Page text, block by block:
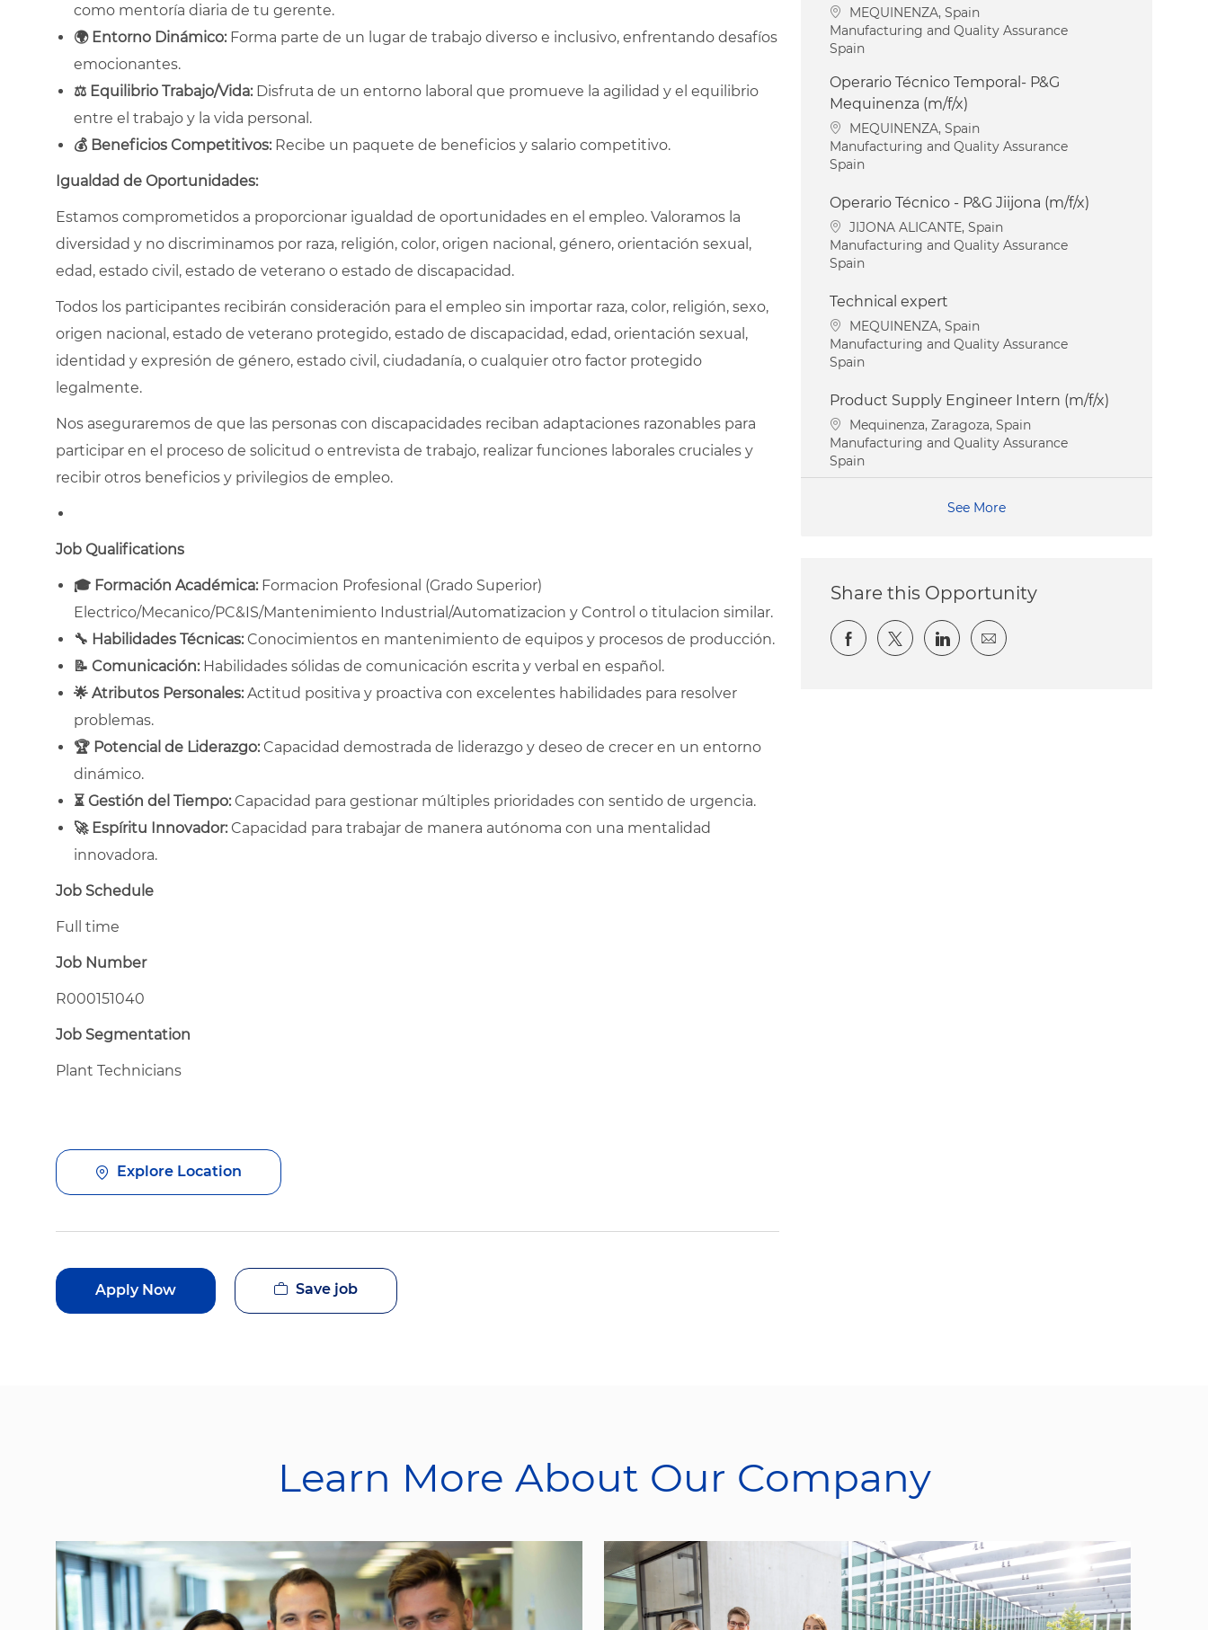
como mentoría diaria de tu gerente.
🌍 Entorno Dinámico:Forma parte de un lugar de trabajo diverso e inclusivo, enfrentando desafíos
emocionantes.
⚖️ Equilibrio Trabajo/Vida:Disfruta de un entorno laboral que promueve la agilidad y el equilibrio
entre el trabajo y la vida personal.
💰 Beneficios Competitivos:Recibe un paquete de beneficios y salario competitivo.
Igualdad de Oportunidades:
Estamos comprometidos a proporcionar igualdad de oportunidades en el empleo. Valoramos la
diversidad y no discriminamos por raza, religión, color, origen nacional, género, orientación sexual,
edad, estado civil, estado de veterano o estado de discapacidad.
Todos los participantes recibirán consideración para el empleo sin importar raza, color, religión, sexo,
origen nacional, estado de veterano protegido, estado de discapacidad, edad, orientación sexual,
identidad y expresión de género, estado civil, ciudadanía, o cualquier otro factor protegido
legalmente.
Nos aseguraremos de que las personas con discapacidades reciban adaptaciones razonables para
participar en el proceso de solicitud o entrevista de trabajo, realizar funciones laborales cruciales y
recibir otros beneficios y privilegios de empleo.
Job Qualifications
🎓 Formación Académica:Formacion Profesional (Grado Superior)
Electrico/Mecanico/PC&IS/Mantenimiento Industrial/Automatizacion y Control o titulacion similar.
🔧 Habilidades Técnicas:Conocimientos en mantenimiento de equipos y procesos de producción.
📝 Comunicación:Habilidades sólidas de comunicación escrita y verbal en español.
🌟 Atributos Personales:Actitud positiva y proactiva con excelentes habilidades para resolver
problemas.
🏆 Potencial de Liderazgo:Capacidad demostrada de liderazgo y deseo de crecer en un entorno
dinámico.
⏳ Gestión del Tiempo:Capacidad para gestionar múltiples prioridades con sentido de urgencia.
🚀 Espíritu Innovador:Capacidad para trabajar de manera autónoma con una mentalidad
innovadora.
Job Schedule
Full time
Job Number
R000151040
Job Segmentation
Plant Technicians
Explore Location
Apply Now Save job
Location
MEQUINENZA, Spain
Category
Manufacturing and Quality Assurance
Spain
Operario Técnico Temporal- P&G
Mequinenza (m/f/x)
Location
MEQUINENZA, Spain
Category
Manufacturing and Quality Assurance
Spain
Operario Técnico - P&G Jiijona (m/f/x)
Location
JIJONA ALICANTE, Spain
Category
Manufacturing and Quality Assurance
Spain
Technical expert
Location
MEQUINENZA, Spain
Category
Manufacturing and Quality Assurance
Spain
Product Supply Engineer Intern (m/f/x)
Location
Mequinenza, Zaragoza, Spain
Category
Manufacturing and Quality Assurance
Spain
See More
Share this Opportunity
Share via Facebook
Share via twitter
Share via LinkedIn
Share via email
Learn More About Our Company